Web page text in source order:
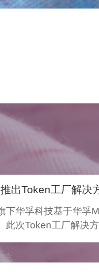
为“微
出Token工厂解决
下华孚科技基于华孚
此次Token工厂解决